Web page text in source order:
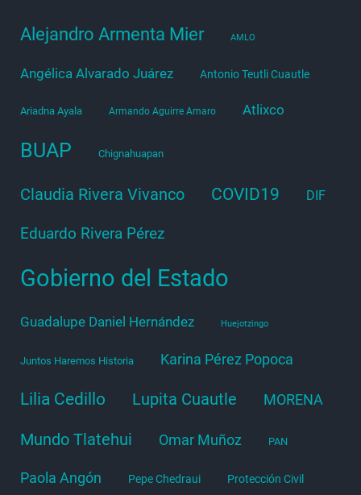
Alejandro Armenta Mier AMLO
Angélica Alvarado Juárez Antonio Teutli Cuautle
Ariadna Ayala Armando Aguirre Amaro Atlixco
BUAP Chignahuapan
Claudia Rivera Vivanco COVID19 DIF
Eduardo Rivera Pérez
Gobierno del Estado
Guadalupe Daniel Hernández Huejotzingo
Juntos Haremos Historia Karina Pérez Popoca
Lilia Cedillo Lupita Cuautle MORENA
Mundo Tlatehui Omar Muñoz PAN
Paola Angón Pepe Chedraui Protección Civil